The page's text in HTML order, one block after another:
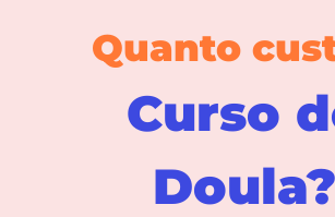
Quanto
Curso
Doula?